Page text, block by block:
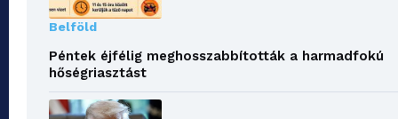
Belföld
Péntek éjfélig meghosszabbították a harmadfokú
hőségriasztást